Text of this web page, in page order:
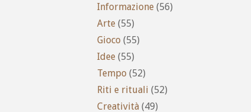
Informazione (56)
Arte (55)
Gioco (55)
Idee (55)
Tempo (52)
Riti e rituali (52)
Creatività (49)